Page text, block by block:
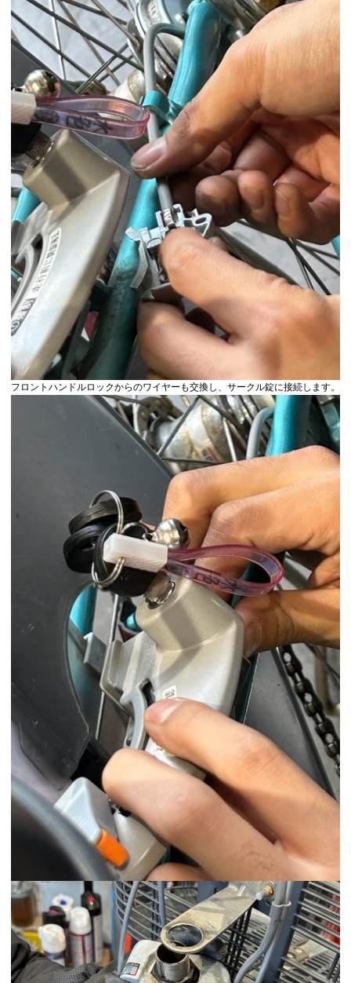
フロントハンドルロックからのワイヤーも交換し、サークル錠に接続します。